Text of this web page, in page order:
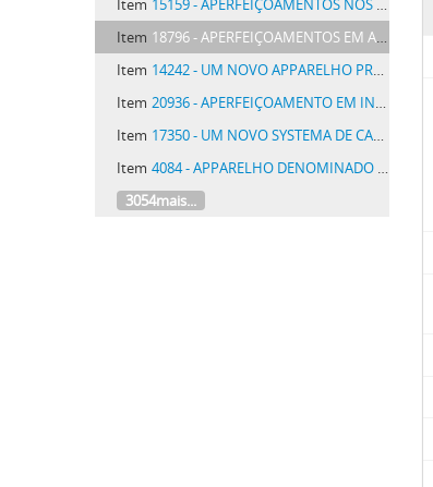
Item 15159 - APERFEIÇOAMENTOS NOS SISTEMAS PARA RECEBER SIGNAES PELO RÁDIO
Item 18796 - APERFEIÇOAMENTOS EM APPARELHOS DE DESCARGA DE ELECTRÕES
Item 14242 - UM NOVO APPARELHO PRODUCTOR DE GAZ ACETYLENO
Item 20936 - APERFEIÇOAMENTO EM INDICADORES OU REGISTRADORES DO CONSUMO DE COMBUSTIVEL LIQUIDO E DA DISTANCIA PARA VEHICULOS AUTOMOVEIS
Item 17350 - UM NOVO SYSTEMA DE CARROCERIA PARA AUTOMOVEIS E SEMELHANTES TRANSFORMAVEL EM DIVERSOS TYPOS
Item 4084 - APPARELHO DENOMINADO PÊNDULO COMODISTA DESTINADO A DAR BALANÇO A UMA REDE
3054mais...